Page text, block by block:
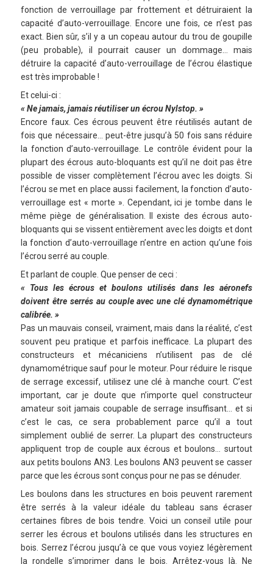
fonction de verrouillage par frottement et détruiraient la
capacité d’auto-verrouillage. Encore une fois, ce n’est pas
exact. Bien sûr, s’il y a un copeau autour du trou de goupille
(peu probable), il pourrait causer un dommage… mais
détruire la capacité d’auto-verrouillage de l’écrou élastique
est très improbable !
Et celui-ci :
« Ne jamais, jamais réutiliser un écrou Nylstop. »
Encore faux. Ces écrous peuvent être réutilisés autant de
fois que nécessaire… peut-être jusqu’à 50 fois sans réduire
la fonction d’auto-verrouillage. Le contrôle évident pour la
plupart des écrous auto-bloquants est qu’il ne doit pas être
possible de visser complètement l’écrou avec les doigts. Si
l’écrou se met en place aussi facilement, la fonction d’auto-
verrouillage est « morte ». Cependant, ici je tombe dans le
même piège de généralisation. Il existe des écrous auto-
bloquants qui se vissent entièrement avec les doigts et dont
la fonction d’auto-verrouillage n’entre en action qu’une fois
l’écrou serré au couple.
Et parlant de couple. Que penser de ceci :
« Tous les écrous et boulons utilisés dans les aéronefs
doivent être serrés au couple avec une clé dynamométrique
calibrée. »
Pas un mauvais conseil, vraiment, mais dans la réalité, c’est
souvent peu pratique et parfois inefficace. La plupart des
constructeurs et mécaniciens n’utilisent pas de clé
dynamométrique sauf pour le moteur. Pour réduire le risque
de serrage excessif, utilisez une clé à manche court. C’est
important, car je doute que n’importe quel constructeur
amateur soit jamais coupable de serrage insuffisant… et si
c’est le cas, ce sera probablement parce qu’il a tout
simplement oublié de serrer. La plupart des constructeurs
appliquent trop de couple aux écrous et boulons… surtout
aux petits boulons AN3. Les boulons AN3 peuvent se casser
parce que les écrous sont conçus pour ne pas se dénuder.
Les boulons dans les structures en bois peuvent rarement
être serrés à la valeur idéale du tableau sans écraser
certaines fibres de bois tendre. Voici un conseil utile pour
serrer les écrous et boulons utilisés dans les structures en
bois. Serrez l’écrou jusqu’à ce que vous voyiez légèrement
la rondelle s’imprimer dans le bois. Arrêtez-vous là. Ne